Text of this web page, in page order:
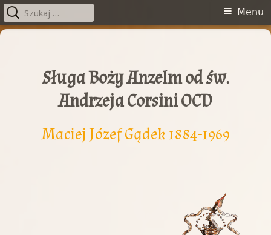
Przeskocz
Sługa Boży Anzelm od św.
Andrzeja Corsini OCD
Maciej Józef Gądek 1884-1969
Menu
główne
Menu
Szukaj: